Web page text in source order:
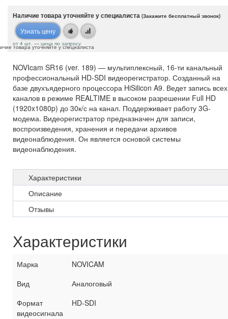
Наличие товара уточняйте у специалиста (Закажите бесплатный звонок)
Узнать цену
товара уточняйте у специалиста
от 4 шт. — цена по запросу
NOVIcam SR16 (ver. 189) — мультиплексный, 16-ти канальный
профессиональный HD-SDI видеорегистратор. Созданный на
базе двухъядерного процессора HiSilicon A9. Ведет запись всех
каналов в режиме REALTIME в высоком разрешении Full HD
(1920x1080p) до 30к/с на канал. Поддерживает работу 3G-
модема. Видеорегистратор предназначен для записи,
воспроизведения, хранения и передачи архивов
видеонаблюдения. Он является основой системы
видеонаблюдения.
Характеристики
Описание
Отзывы
Характеристики
Марка
NOVICAM
Вид
Аналоговый
Формат
видеосигнала
HD-SDI